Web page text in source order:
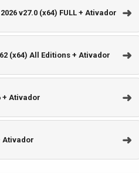
v27.0 (x64) FULL + Ativador ➜
(x64) All Editions + Ativador ➜
+ Ativador ➜
Ativador ➜